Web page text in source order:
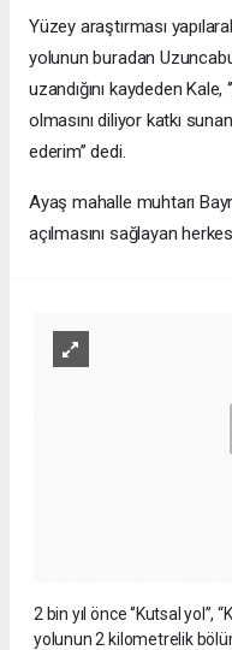
Yüzey araştırması
yolunun buradan
uzandığını kaydeden Kale,
olmasını diliyor katkı
ederim’’ dedi.
Ayaş mahalle muhtarı
açılmasını sağlayan
2 bin yıl önce ‘’Kutsal
yolunun 2 kilometrelik